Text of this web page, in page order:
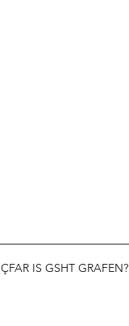
ÇFAR IS GSHT GRAFEN?